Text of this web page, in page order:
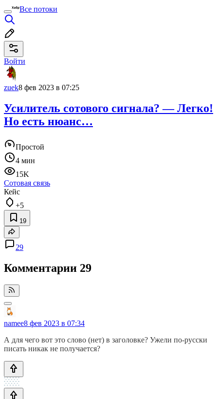
Все потоки
Войти
zuek8 фев 2023 в 07:25
Усилитель сотового сигнала? — Легко!
Но есть нюанс…
Простой
4 мин
15K
Сотовая связь
Кейс
+5
19
29
Комментарии 29
namee8 фев 2023 в 07:34
А для чего вот это слово (нет) в заголовке? Ужели по-русски
писать никак не получается?